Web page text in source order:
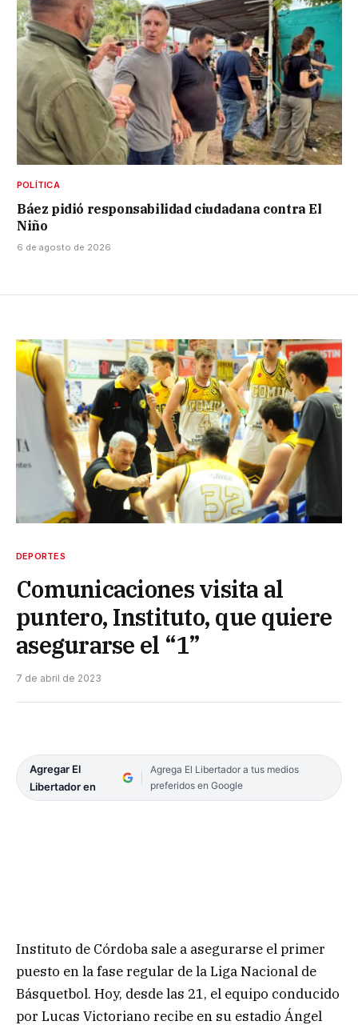
POLÍTICA
Báez pidió responsabilidad ciudadana contra El
Niño
6 de agosto de 2026
DEPORTES
Comunicaciones visita al
puntero, Instituto, que quiere
asegurarse el “1”
7 de abril de 2023
Agregar El
Libertador en
Agrega El Libertador a tus medios
preferidos en Google
Instituto de Córdoba sale a asegurarse el primer
puesto en la fase regular de la Liga Nacional de
Básquetbol. Hoy, desde las 21, el equipo conducido
por Lucas Victoriano recibe en su estadio Ángel